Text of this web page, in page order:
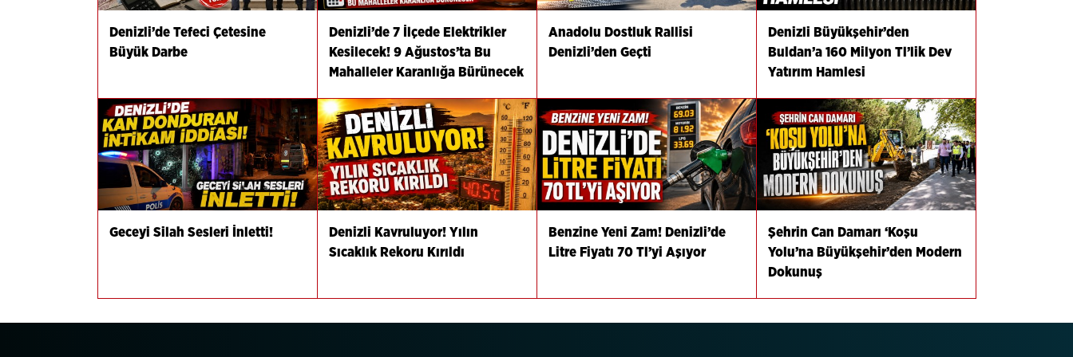
Denizli’de Tefeci Çetesine
Büyük Darbe
Denizli’de 7 İlçede Elektrikler
Kesilecek! 9 Ağustos’ta Bu
Mahalleler Karanlığa Bürünecek
Anadolu Dostluk Rallisi
Denizli’den Geçti
Denizli Büyükşehir’den
Buldan’a 160 Milyon Tl’lik Dev
Yatırım Hamlesi
Geceyi Silah Sesleri İnletti!
Denizli Kavruluyor! Yılın
Sıcaklık Rekoru Kırıldı
Benzine Yeni Zam! Denizli’de
Litre Fiyatı 70 Tl’yi Aşıyor
Şehrin Can Damarı ‘Koşu
Yolu’na Büyükşehir’den Modern
Dokunuş